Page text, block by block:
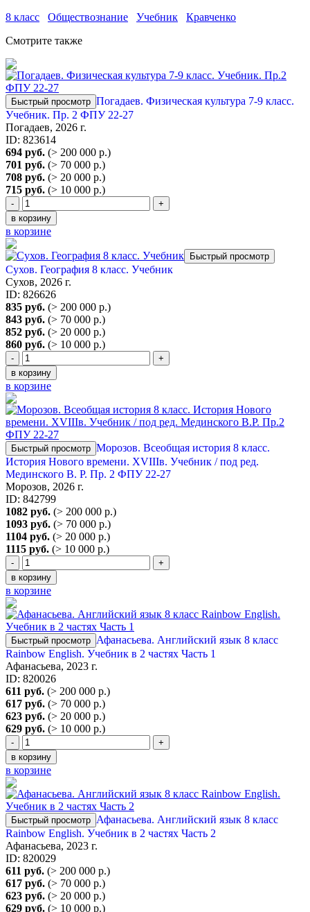
8 класс
Обществознание Учебник
Кравченко
Смотрите также
Быстрый просмотр Погадаев. Физическая культура 7-9 класс.
Учебник. Пр. 2 ФПУ 22-27
Погадаев, 2026 г.
ID: 823614
694 руб. (> 200 000 р.)
701 руб. (> 70 000 р.)
708 руб. (> 20 000 р.)
715 руб. (> 10 000 р.)
-
+
в корзину
в корзине
Быстрый просмотр
Сухов. География 8 класс. Учебник
Сухов, 2026 г.
ID: 826626
835 руб. (> 200 000 р.)
843 руб. (> 70 000 р.)
852 руб. (> 20 000 р.)
860 руб. (> 10 000 р.)
-
+
в корзину
в корзине
Быстрый просмотр Морозов. Всеобщая история 8 класс.
История Нового времени. XVIIIв. Учебник / под ред.
Мединского В. Р. Пр. 2 ФПУ 22-27
Морозов, 2026 г.
ID: 842799
1082 руб. (> 200 000 р.)
1093 руб. (> 70 000 р.)
1104 руб. (> 20 000 р.)
1115 руб. (> 10 000 р.)
-
+
в корзину
в корзине
Быстрый просмотр Афанасьева. Английский язык 8 класс
Rainbow English. Учебник в 2 частях Часть 1
Афанасьева, 2023 г.
ID: 820026
611 руб. (> 200 000 р.)
617 руб. (> 70 000 р.)
623 руб. (> 20 000 р.)
629 руб. (> 10 000 р.)
-
+
в корзину
в корзине
Быстрый просмотр Афанасьева. Английский язык 8 класс
Rainbow English. Учебник в 2 частях Часть 2
Афанасьева, 2023 г.
ID: 820029
611 руб. (> 200 000 р.)
617 руб. (> 70 000 р.)
623 руб. (> 20 000 р.)
629 руб. (> 10 000 р.)